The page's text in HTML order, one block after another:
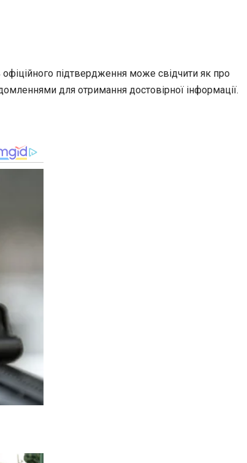
підтвердження може свідчити як про
для отримання достовірної інформації.